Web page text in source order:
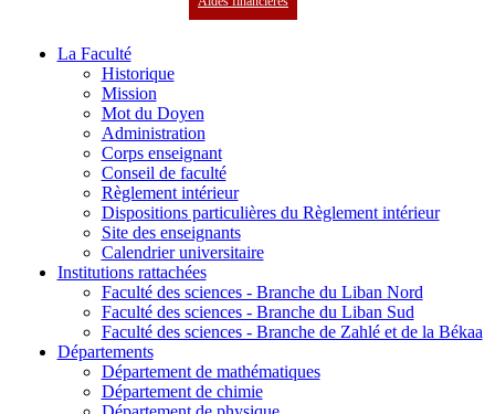
La Faculté
Historique
Mission
Mot du Doyen
Administration
Corps enseignant
Conseil de faculté
Règlement intérieur
Dispositions particulières du Règlement intérieur
Site des enseignants
Calendrier universitaire
Institutions rattachées
Faculté des sciences - Branche du Liban Nord
Faculté des sciences - Branche du Liban Sud
Faculté des sciences - Branche de Zahlé et de la Békaa
Départements
Département de mathématiques
Département de chimie